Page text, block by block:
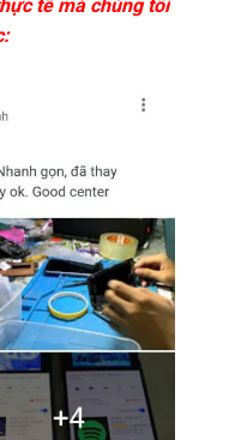
tế mà chúng tôi